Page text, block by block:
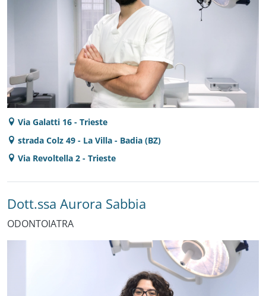
Via Galatti 16 - Trieste
strada Colz 49 - La Villa - Badia (BZ)
Via Revoltella 2 - Trieste
Dott.ssa Aurora Sabbia
ODONTOIATRA